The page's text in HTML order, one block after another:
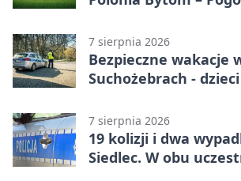
emocjonującej
7 sierpnia 2026
Bezpieczne wakacje
Suchożebrach - dzieci
7 sierpnia 2026
19 kolizji i dwa
Siedlec. W obu